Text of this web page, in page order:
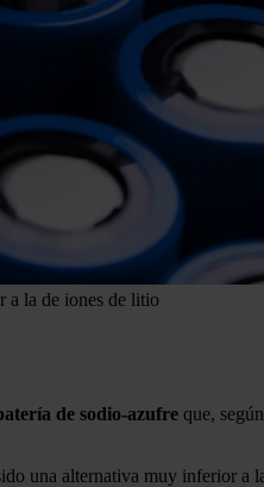
a la de iones de litio
de sodio-azufre que,
una alternativa muy inferior